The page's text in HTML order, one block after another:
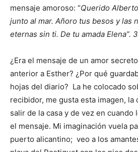
mensaje amoroso: “Querido
junto al mar. Añoro tus besos y las
eternas sin ti. De tu amada Elena”.
¿Era el mensaje de un amor
anterior a Esther? ¿Por qué
hojas del diario? La he colocado
recibidor, me gusta esta imagen, la
salir de la casa y de vez en cuando
el mensaje. Mi imaginación vuela
puerto alicantino; veo a los